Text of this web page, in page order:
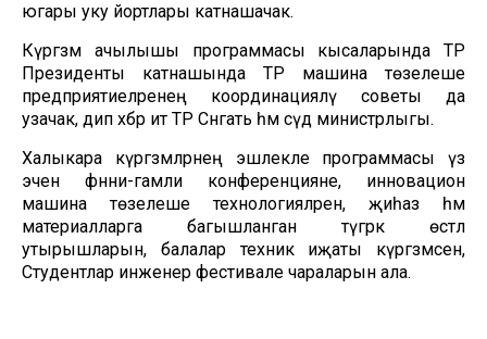
югары уку йортлары катнашачак.
Күргәзмә ачылышы программасы кысаларында ТР
Президенты катнашында ТР машина төзелеше
предприятиеләренең координацияләү советы да
узачак, дип хәбәр итә ТР Сәнәгать һәм сәүдә министрлыгы.
Халыкара күргәзмәләрнең эшлекле программасы үз
эченә фәнни-гамәли конференцияне, инновацион
машина төзелеше технологияләренә, җиһаз һәм
материалларга багышланган түгәрәк өстәл
утырышларын, балалар техник иҗаты күргәзмәсен,
Студентлар инженер фестивале чараларын ала.